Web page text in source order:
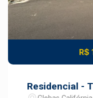
R$
Residencial -